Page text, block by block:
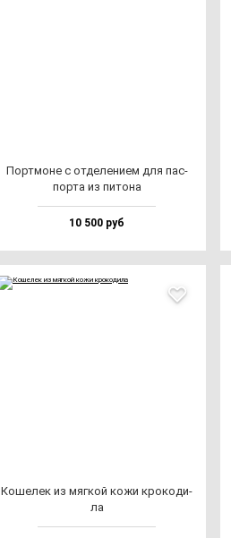
Пор­тмо­не с от­де­ле­ни­ем для пас­
пор­та из пи­то­на
10 500 руб
Коше­лек из мяг­кой ко­жи кро­ко­ди­
ла